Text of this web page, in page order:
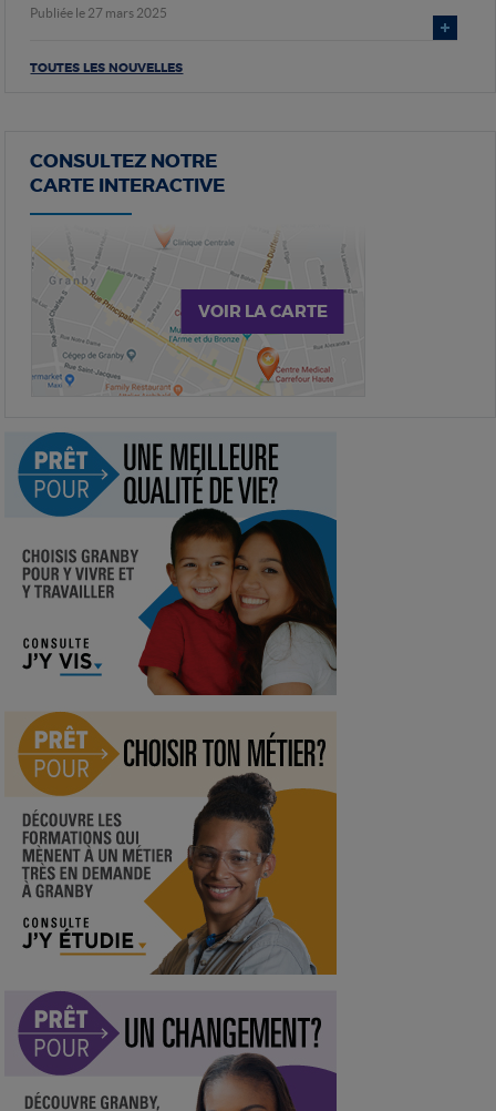
Publiée le 27 mars 2025
TOUTES LES NOUVELLES
CONSULTEZ NOTRE
CARTE INTERACTIVE
VOIR LA CARTE